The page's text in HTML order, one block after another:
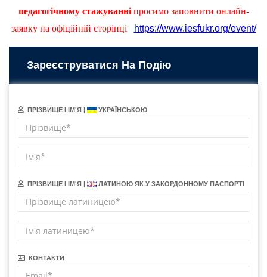
педагогічному стажуванні просимо заповнити онлайн-
заявку на офіційній сторінці
https://www.iesfukr.org/event/
Зареєструватися На Подію
ПРІЗВИЩЕ І ІМ'Я | УКРАЇНСЬКОЮ
ПРІЗВИЩЕ І ІМ'Я | ЛАТИНОЮ ЯК У ЗАКОРДОННОМУ ПАСПОРТІ
КОНТАКТИ